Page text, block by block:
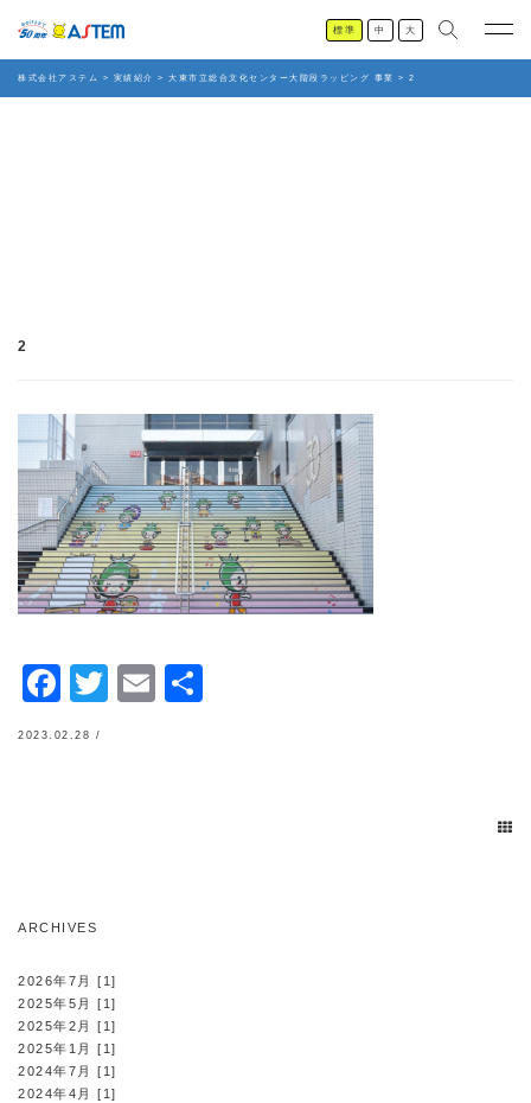
標準 中 大
株式会社アステム > 実績紹介 > 大東市立総合文化センター大階段ラッピング 事業 > 2
2
Facebook
Twitter
Email
2023.02.28 /
ARCHIVES
2026年7月 [1]
2025年5月 [1]
2025年2月 [1]
2025年1月 [1]
2024年7月 [1]
2024年4月 [1]